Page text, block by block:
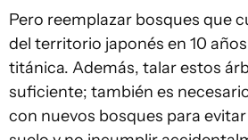
Pero reemplazar bosques que
del territorio japonés en 10
titánica. Además, talar estos
suficiente; también es
con nuevos bosques para